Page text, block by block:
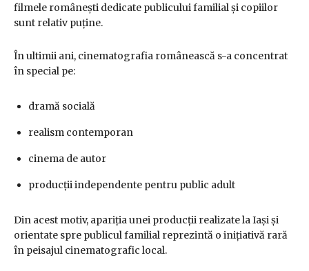
filmele românești dedicate publicului familial și copiilor
sunt relativ puține.
În ultimii ani, cinematografia românească s-a concentrat
în special pe:
dramă socială
realism contemporan
cinema de autor
producții independente pentru public adult
Din acest motiv, apariția unei producții realizate la Iași și
orientate spre publicul familial reprezintă o inițiativă rară
în peisajul cinematografic local.